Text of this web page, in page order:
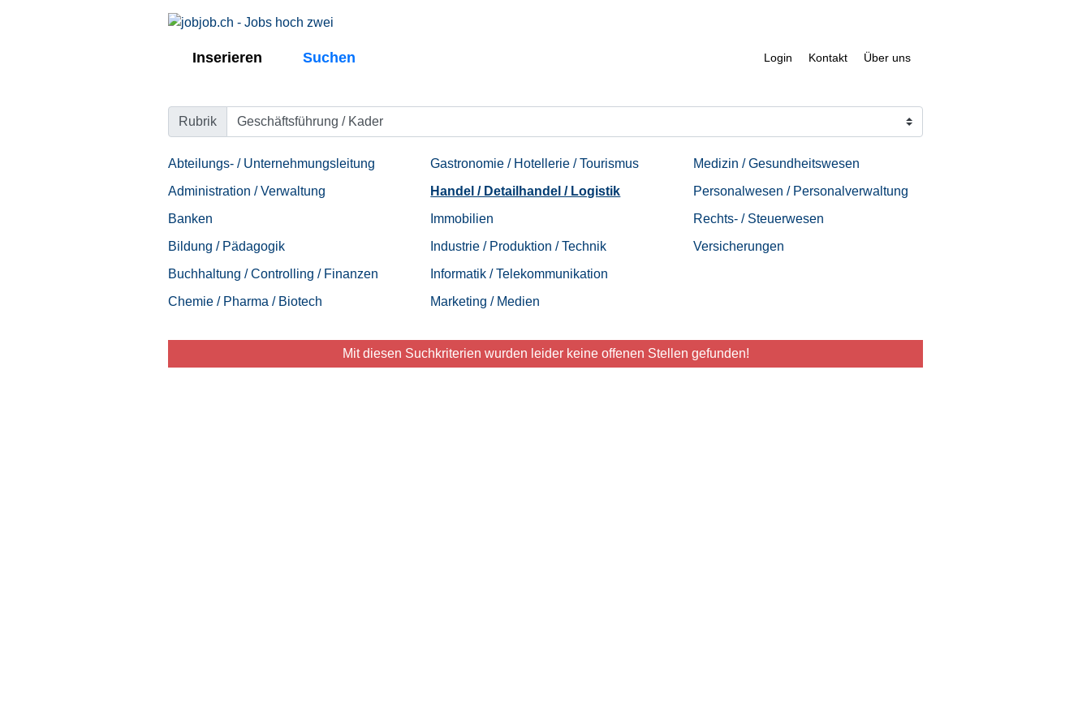
Inserieren Suchen Login Kontakt Über uns
Rubrik
Abteilungs- / Unternehmungsleitung
Administration / Verwaltung
Banken
Bildung / Pädagogik
Buchhaltung / Controlling / Finanzen
Chemie / Pharma / Biotech
Gastronomie / Hotellerie / Tourismus
Handel / Detailhandel / Logistik
Immobilien
Industrie / Produktion / Technik
Informatik / Telekommunikation
Marketing / Medien
Medizin / Gesundheitswesen
Personalwesen / Personalverwaltung
Rechts- / Steuerwesen
Versicherungen
Mit diesen Suchkriterien wurden leider keine offenen Stellen gefunden!